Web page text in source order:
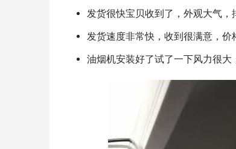
发货很快宝贝收到了，外观大气
发货速度非常快，收到很满意，价
油烟机安装好了试了一下风力很大